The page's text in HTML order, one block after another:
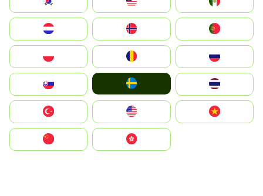
United States
中國香港特別行政區